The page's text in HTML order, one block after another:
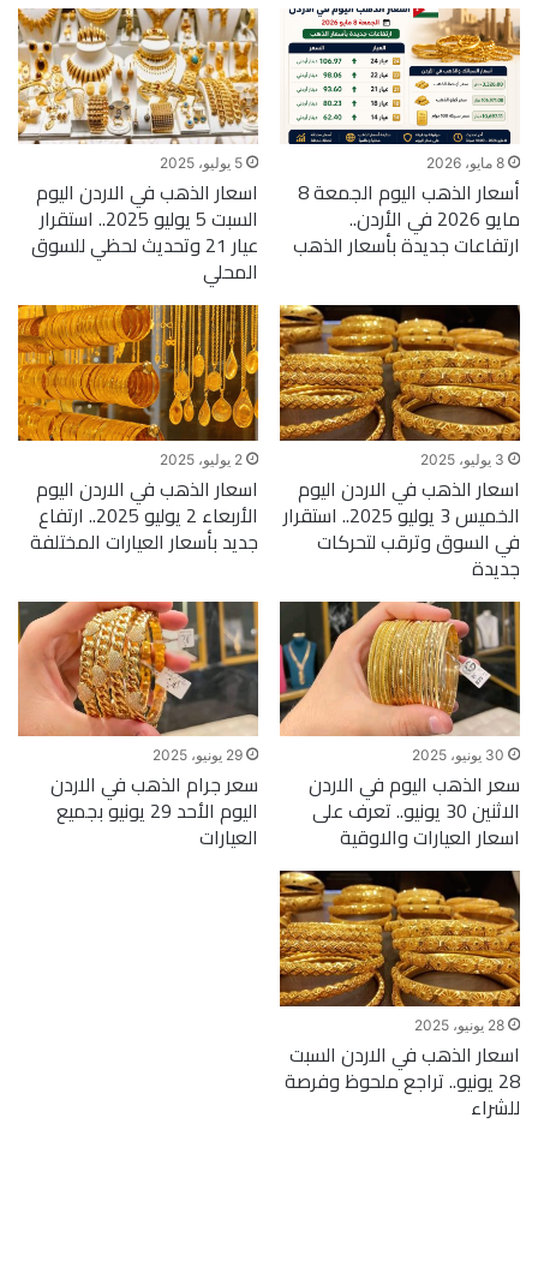
8 مايو، 2026
أسعار الذهب اليوم الجمعة 8
مايو 2026 في الأردن..
ارتفاعات جديدة بأسعار الذهب
5 يوليو، 2025
اسعار الذهب في الاردن اليوم
السبت 5 يوليو 2025.. استقرار
عيار 21 وتحديث لحظي للسوق
المحلي
3 يوليو، 2025
اسعار الذهب في الاردن اليوم
الخميس 3 يوليو 2025.. استقرار
في السوق وترقب لتحركات
جديدة
2 يوليو، 2025
اسعار الذهب في الاردن اليوم
الأربعاء 2 يوليو 2025.. ارتفاع
جديد بأسعار العيارات المختلفة
30 يونيو، 2025
سعر الذهب اليوم في الاردن
الاثنين 30 يونيو.. تعرف على
اسعار العيارات والاوقية
29 يونيو، 2025
سعر جرام الذهب في الاردن
اليوم الأحد 29 يونيو بجميع
العيارات
28 يونيو، 2025
اسعار الذهب في الاردن السبت
28 يونيو.. تراجع ملحوظ وفرصة
للشراء